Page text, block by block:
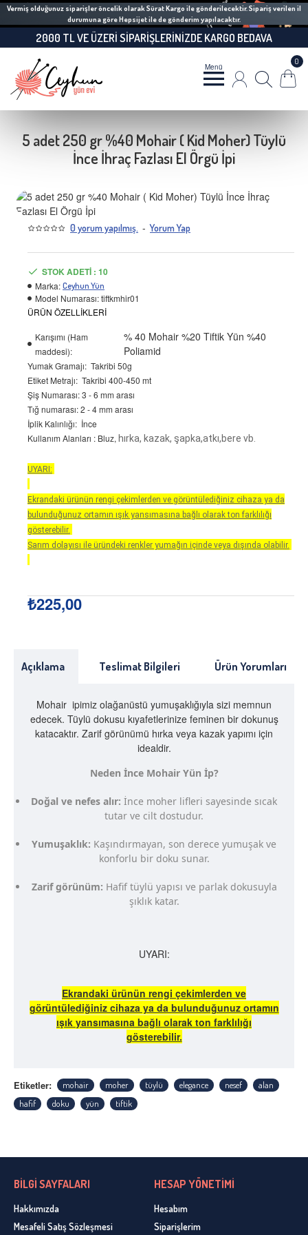
Vermiş olduğunuz siparişler öncelik olarak Sürat Kargo ile gönderilecektir. Sipariş verilen il
durumuna göre Hepsijet ile de gönderim yapılacaktır.
2000 TL VE ÜZERI SIPARIŞLERINIZDE KARGO BEDAVA
0
5 adet 250 gr %40 Mohair ( Kid Moher) Tüylü
İnce İhraç Fazlası El Örgü İpi
0 yorum yapılmış. - Yorum Yap
₺225,00
STOK ADETI : 10
Marka: Ceyhun Yün
Model Numarası:tiftkmhir01
ÜRÜN ÖZELLİKLERİ
Karışımı (Ham
maddesi):
% 40 Mohair %20 Tiftik Yün %40
Poliamid
Yumak Gramajı: Takribi 50g
Etiket Metrajı: Takribi 400-450 mt
Şiş Numarası: 3 - 6 mm arası
Tığ numarası: 2 - 4 mm arası
İplik Kalınlığı: İnce
Kullanım Alanları : Bluz, hırka, kazak, şapka,atkı,bere vb.
UYARI:
Ekrandaki ürünün rengi çekimlerden ve görüntülediğiniz cihaza ya da
bulunduğunuz ortamın ışık yansımasına bağlı olarak ton farklılığı
gösterebilir.
Sarım dolayısı ile üründeki renkler yumağın içinde veya dışında olabilir.
Açıklama Teslimat Bilgileri Ürün Yorumları
Mohair ipimiz olağanüstü yumuşaklığıyla sizi memnun
edecek. Tüylü dokusu kıyafetlerinize feminen bir dokunuş
katacaktır. Zarif görünümü hırka veya kazak yapımı için
idealdir.
Neden İnce Mohair Yün İp?
Doğal ve nefes alır: İnce moher lifleri sayesinde sıcak
tutar ve cilt dostudur.
Yumuşaklık: Kaşındırmayan, son derece yumuşak ve
konforlu bir doku sunar.
Zarif görünüm: Hafif tüylü yapısı ve parlak dokusuyla
şıklık katar.
UYARI:
Ekrandaki ürünün rengi çekimlerden ve
görüntülediğiniz cihaza ya da bulunduğunuz ortamın
ışık yansımasına bağlı olarak ton farklılığı
gösterebilir.
Etiketler: mohair moher tüylü elegance nesef
alan
hafif
doku yün tiftik
BİLGİ SAYFALARI
Hakkımızda
Mesafeli Satış Sözleşmesi
HESAP YÖNETİMİ
Hesabım
Siparişlerim